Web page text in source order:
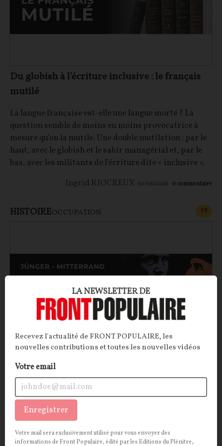
Du globish à l'écriture inclusive : le français
mutilé
La langue française est-elle une langue morte ? La
question semble de moins en moins provocatrice à
mesure qu’on la mutile. Une double mutilation : par le
haut, avec le globish et le sabir managérial et, par le
bas, avec les militants de l’écriture dite « inclusive ».
Ingrid RIOCREUX 10/06/2026 0 commentaire
HISTOIREOCCUPATION FP
Les affinités inavouables : Mitterrand et Ernst
Jünger
Un chef d’État français socialiste peut-il être ami
avec un écrivain nationaliste allemand, ancien
officier de la Wehrmacht en poste à l’hôtel Majestic
durant l’Occupation ? Il semblerait bien que oui.
Troublante fascination que celle de François
LA NEWSLETTER DE
Recevez l'actualité de FRONT POPULAIRE, les
nouvelles contributions et toutes les nouvelles vidéos
Votre email
Enregistrer
Votre mail sera exclusivement utilisé pour vous envoyer des
informations de Front Populaire, édité par les Editions du Plénitre,